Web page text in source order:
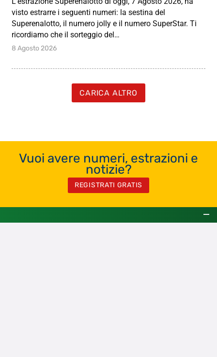
visto estrarre i seguenti numeri: la sestina del
Superenalotto, il numero jolly e il numero SuperStar. Ti
ricordiamo che il sorteggio del…
8 Agosto 2026
CARICA ALTRO
Vuoi avere numeri, estrazioni e
notizie?
REGISTRATI GRATIS